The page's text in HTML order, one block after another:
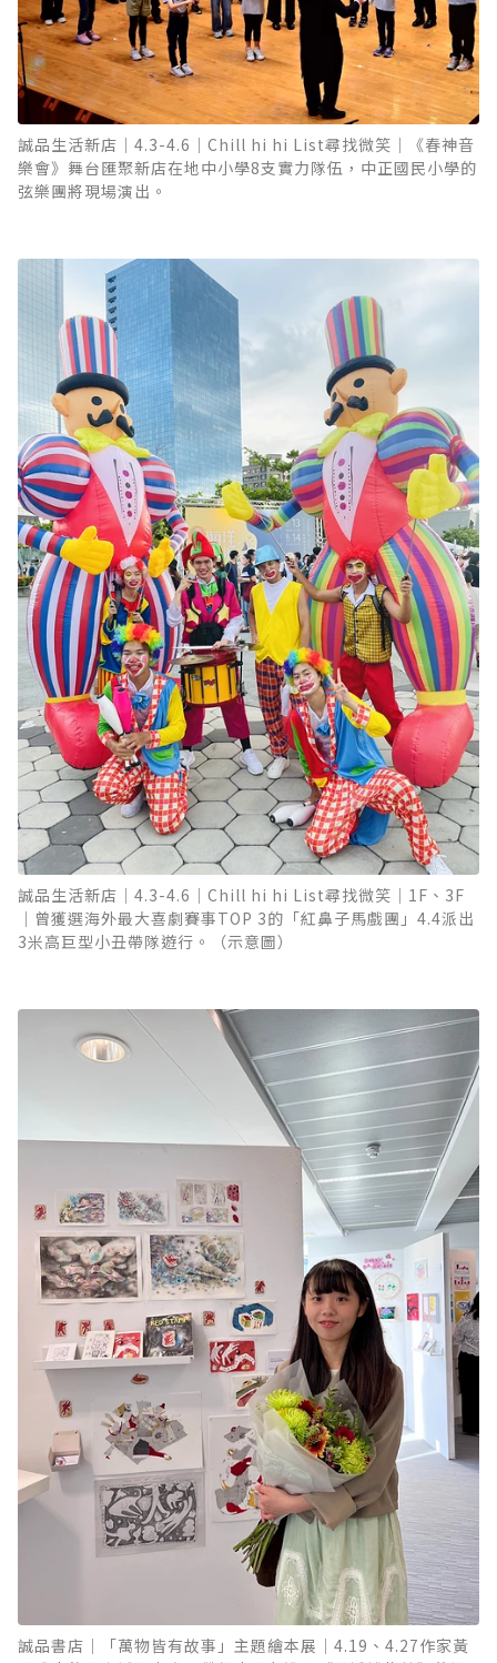
誠品生活新店｜4.3-4.6｜Chill hi hi List尋找微笑｜《春神音
樂會》舞台匯聚新店在地中小學8支實力隊伍，中正國民小學的
弦樂團將現場演出。
誠品生活新店｜4.3-4.6｜Chill hi hi List尋找微笑｜1F、3F
｜曾獲選海外最大喜劇賽事TOP 3的「紅鼻子馬戲團」4.4派出
3米高巨型小丑帶隊遊行。（示意圖）
誠品書店｜「萬物皆有故事」主題繪本展｜4.19、4.27作家黃